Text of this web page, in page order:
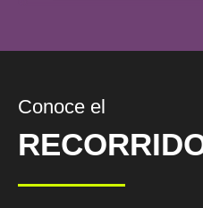
Conoce el